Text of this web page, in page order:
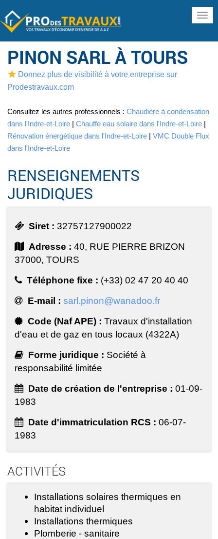
PINON SARL À TOURS
Donnez plus de visibilité à votre entreprise sur
Prodestravaux.com
Consultez les autres professionnels : Chaudière à condensation
dans l'Indre-et-Loire | Chauffe eau solaire dans l'Indre-et-Loire |
Rénovation énergétique dans l'Indre-et-Loire | VMC Double Flux
dans l'Indre-et-Loire
RENSEIGNEMENTS
JURIDIQUES
Siret : 32757127900022
Adresse : 40, RUE PIERRE BRIZON
37000, TOURS
Téléphone fixe : (+33) 02 47 20 40 40
E-mail : sarl.pinon@wanadoo.fr
Code (Naf APE) : Travaux d'installation
d'eau et de gaz en tous locaux (4322A)
Forme juridique : Société à
responsabilité limitée
Date de création de l'entreprise : 01-09-
1983
Date d'immatriculation RCS : 06-07-
1983
ACTIVITÉS
Installations solaires thermiques en
habitat individuel
Installations thermiques
Plomberie - sanitaire